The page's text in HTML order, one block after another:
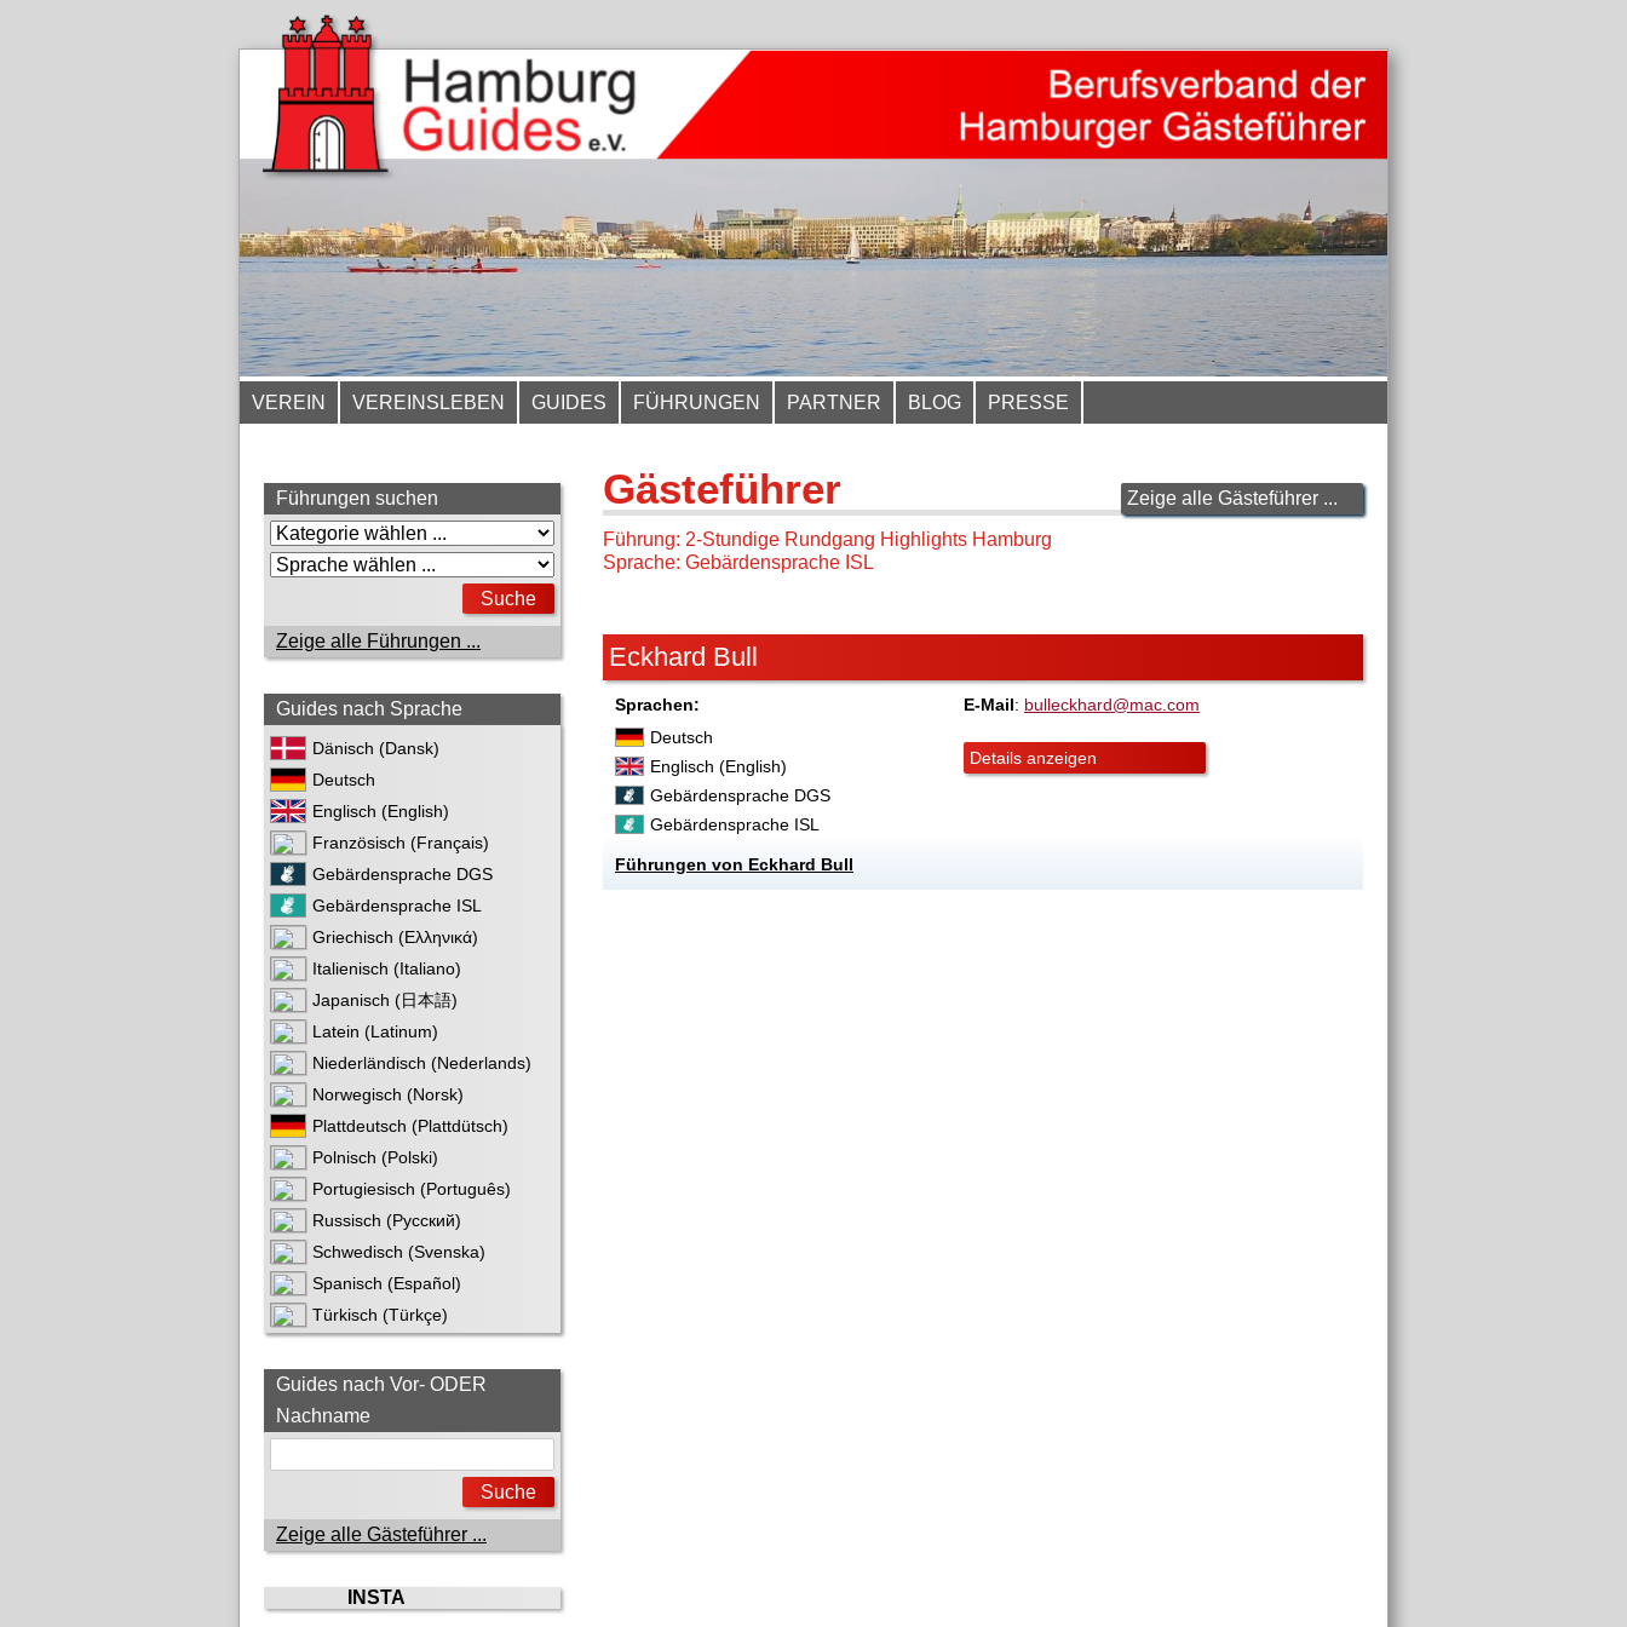
VEREIN VEREINSLEBEN GUIDES FÜHRUNGEN PARTNER BLOG PRESSE
Gästeführer
Führung: 2-Stundige Rundgang Highlights Hamburg
Sprache: Gebärdensprache ISL
Zeige alle Gästeführer ...
Eckhard Bull
Sprachen:
Deutsch
Englisch (English)
Gebärdensprache DGS
Gebärdensprache ISL
E-Mail: bulleckhard@mac.com
Details anzeigen
Führungen von Eckhard Bull
Führungen suchen
Zeige alle Führungen ...
Guides nach Sprache
Dänisch (Dansk)
Deutsch
Englisch (English)
Französisch (Français)
Gebärdensprache DGS
Gebärdensprache ISL
Griechisch (Ελληνικά)
Italienisch (Italiano)
Japanisch (日本語)
Latein (Latinum)
Niederländisch (Nederlands)
Norwegisch (Norsk)
Plattdeutsch (Plattdütsch)
Polnisch (Polski)
Portugiesisch (Português)
Russisch (Русский)
Schwedisch (Svenska)
Spanisch (Español)
Türkisch (Türkçe)
Guides nach Vor- ODER
Nachname
Zeige alle Gästeführer ...
INSTA